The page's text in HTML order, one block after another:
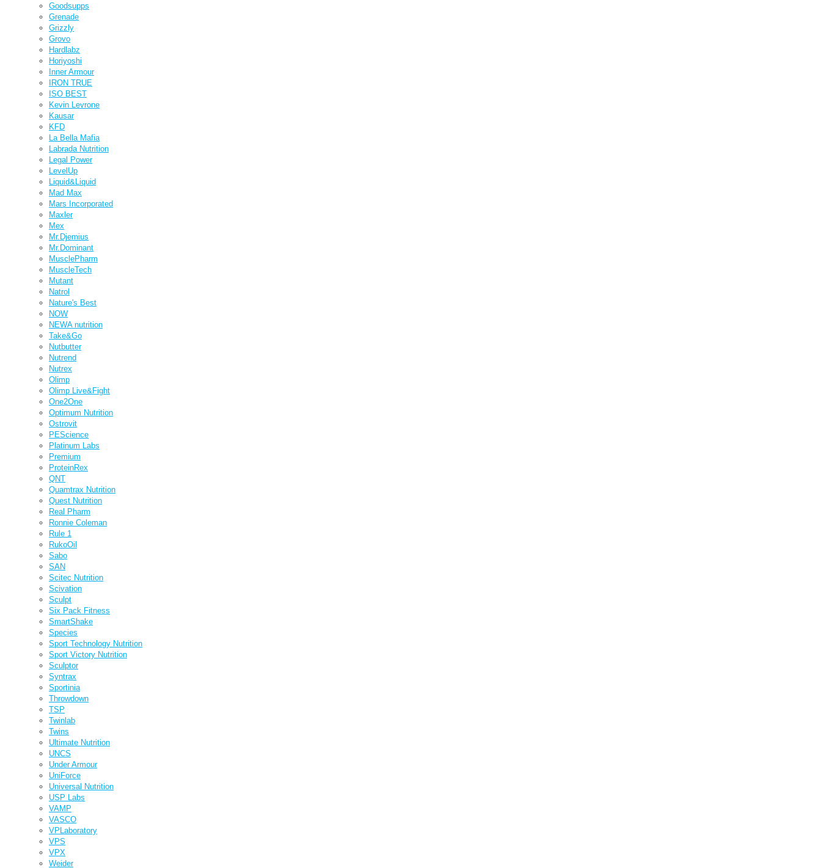
Goodsupps
Grenade
Grizzly
Grovo
Hardlabz
Horiyoshi
Inner Armour
IRON TRUE
ISO BEST
Kevin Levrone
Kausar
KFD
La Bella Mafia
Labrada Nutrition
Legal Power
LevelUp
Liquid&Liquid
Mad Max
Mars Incorporated
Maxler
Mex
Mr.Djemius
Mr.Dominant
MusclePharm
MuscleTech
Mutant
Natrol
Nature's Best
NOW
NEWA nutrition
Take&Go
Nutbutter
Nutrend
Nutrex
Olimp
Olimp Live&Fight
One2One
Optimum Nutrition
Ostrovit
PEScience
Platinum Labs
Premium
ProteinRex
QNT
Quamtrax Nutrition
Quest Nutrition
Real Pharm
Ronnie Coleman
Rule 1
RukoOil
Sabo
SAN
Scitec Nutrition
Scivation
Sculpt
Six Pack Fitness
SmartShake
Species
Sport Technology Nutrition
Sport Victory Nutrition
Sculptor
Syntrax
Sportinia
Throwdown
TSP
Twinlab
Twins
Ultimate Nutrition
UNCS
Under Armour
UniForce
Universal Nutrition
USP Labs
VAMP
VASCO
VPLaboratory
VPS
VPX
Weider